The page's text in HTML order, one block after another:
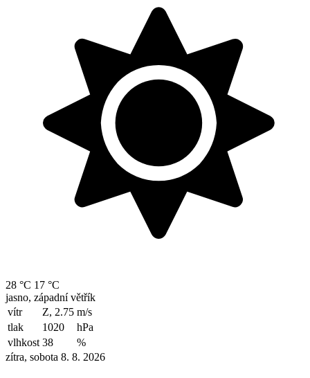
28 °C 17 °C
jasno, západní větřík
vítr
Z, 2.75 m/s
tlak
1020
hPa
vlhkost 38
%
zítra, sobota 8. 8. 2026